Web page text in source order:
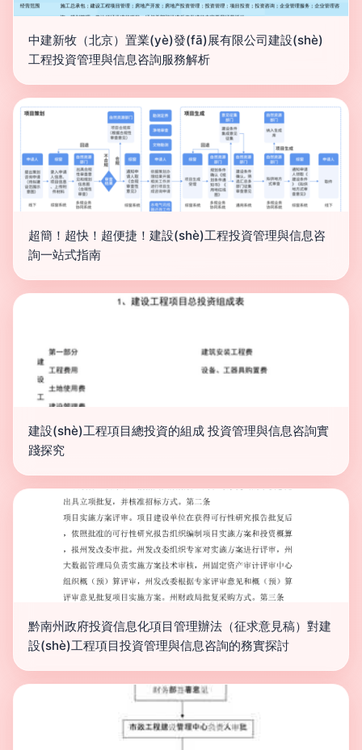
中建新牧（北京）置業(yè)發(fā)展有限公司建設(shè)
工程投資管理與信息咨詢服務解析
超簡！超快！超便捷！建設(shè)工程投資管理與信息咨
詢一站式指南
建設(shè)工程項目總投資的組成 投資管理與信息咨詢實
踐探究
黔南州政府投資信息化項目管理辦法（征求意見稿）對建
設(shè)工程項目投資管理與信息咨詢的務實探討